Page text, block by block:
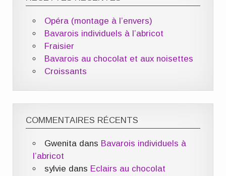
Opéra (montage à l’envers)
Bavarois individuels à l’abricot
Fraisier
Bavarois au chocolat et aux noisettes
Croissants
COMMENTAIRES RÉCENTS
Gwenita dans Bavarois individuels à
l’abricot
sylvie dans Eclairs au chocolat